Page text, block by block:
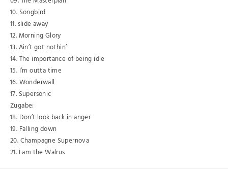
10. Songbird
11. slide away
12. Morning Glory
13. Ain’t got nothin’
14. The importance of being idle
15. I’m outta time
16. Wonderwall
17. Supersonic
Zugabe:
18. Don’t look back in anger
19. Falling down
20. Champagne Supernova
21. I am the Walrus